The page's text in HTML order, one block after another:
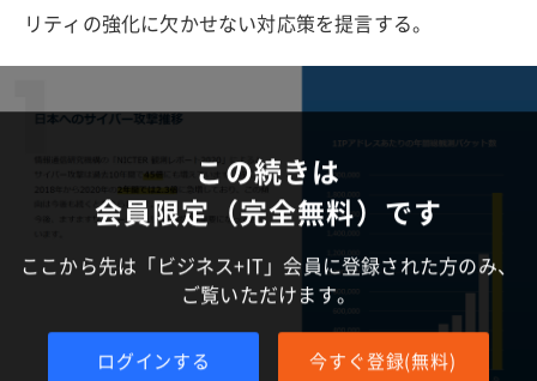
リティの強化に欠かせない対応策を提言する。
この続きは
会員限定（完全無料）です
ここから先は「ビジネス+IT」会員に登録された方のみ、
ご覧いただけます。
ログインする 今すぐ登録(無料)